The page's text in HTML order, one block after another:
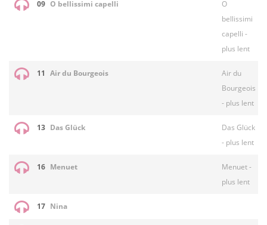
09 O bellissimi capelli
O
bellissimi
capelli -
plus lent
11 Air du Bourgeois
Air du
Bourgeois
- plus lent
13 Das Glück
Das Glück
- plus lent
16 Menuet
Menuet -
plus lent
17 Nina